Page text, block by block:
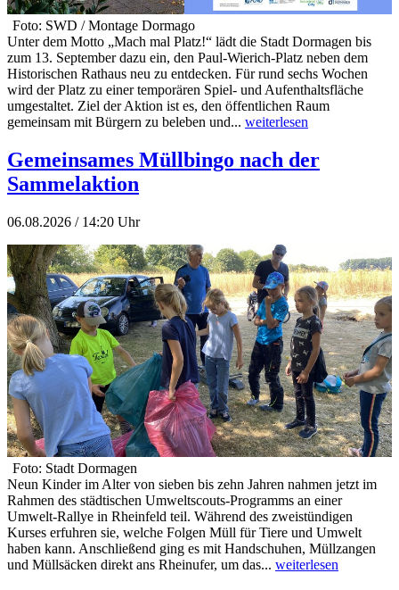
Foto: SWD / Montage Dormago
Unter dem Motto „Mach mal Platz!“ lädt die Stadt Dormagen bis
zum 13. September dazu ein, den Paul-Wierich-Platz neben dem
Historischen Rathaus neu zu entdecken. Für rund sechs Wochen
wird der Platz zu einer temporären Spiel- und Aufenthaltsfläche
umgestaltet. Ziel der Aktion ist es, den öffentlichen Raum
gemeinsam mit Bürgern zu beleben und... weiterlesen
Gemeinsames Müllbingo nach der
Sammelaktion
06.08.2026 / 14:20 Uhr
Foto: Stadt Dormagen
Neun Kinder im Alter von sieben bis zehn Jahren nahmen jetzt im
Rahmen des städtischen Umweltscouts-Programms an einer
Umwelt-Rallye in Rheinfeld teil. Während des zweistündigen
Kurses erfuhren sie, welche Folgen Müll für Tiere und Umwelt
haben kann. Anschließend ging es mit Handschuhen, Müllzangen
und Müllsäcken direkt ans Rheinufer, um das... weiterlesen